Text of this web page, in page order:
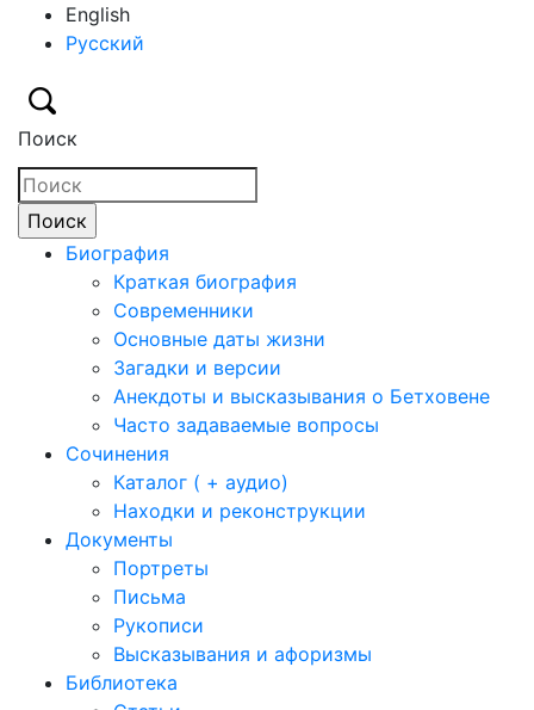
English
Русский
Поиск
Биография
Краткая биография
Современники
Основные даты жизни
Загадки и версии
Анекдоты и высказывания о Бетховене
Часто задаваемые вопросы
Сочинения
Каталог ( + аудио)
Находки и реконструкции
Документы
Портреты
Письма
Рукописи
Высказывания и афоризмы
Библиотека